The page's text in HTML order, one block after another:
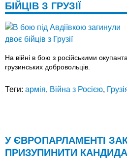
БІЙЦІВ З ГРУЗІЇ
На війні в бою з російськими
грузинських добровольців.
Теги: армія, Війна з Росією,
У ЄВРОПАРЛАМЕНТІ
ПРИЗУПИНИТИ